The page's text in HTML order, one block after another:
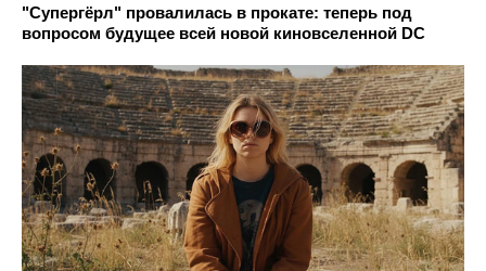
"Супергёрл" провалилась в прокате: теперь под
вопросом будущее всей новой киновселенной DC